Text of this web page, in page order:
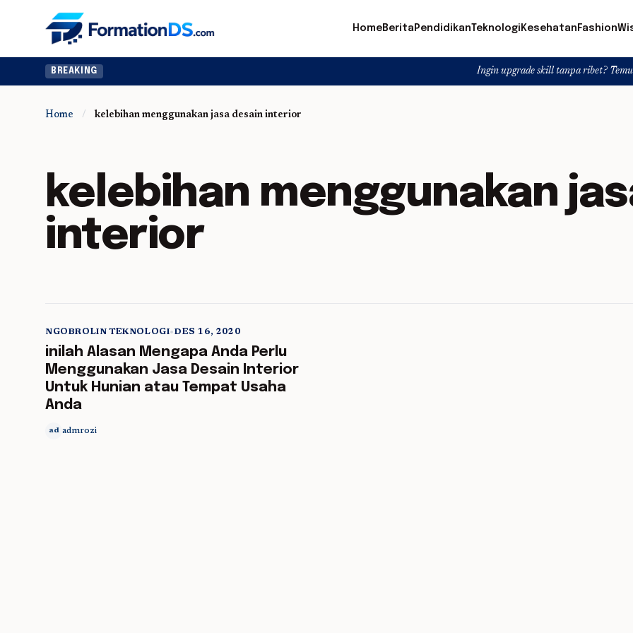
HomeBerita PendidikanTeknologi Kesehatan Fashion
BREAKING Ingin upgrade skill tanpa ribet? Temukan kelas
Home / kelebihan menggunakan jasa desain interior
kelebihan menggunakan
interior
5 min read
NGOBROLIN TEKNOLOGI•DES 16, 2020
inilah Alasan Mengapa Anda Perlu
Menggunakan Jasa Desain Interior
Untuk Hunian atau Tempat Usaha
Anda
ad admrozi